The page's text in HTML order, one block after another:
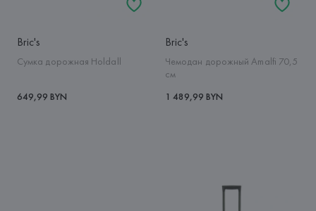
Bric's
Сумка дорожная Holdall
649,99 BYN
Bric's
Чемодан дорожный Amalfi 70,5
см
1 489,99 BYN